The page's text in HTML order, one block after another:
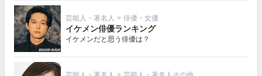
芸能人・著名人 > 俳優・女優
イケメン俳優ランキング
イケメンだと思う俳優は？